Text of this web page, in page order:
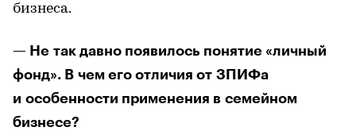
бизнеса.
— Не так давно появилось понятие «личный
фонд». В чем его отличия от ЗПИФа
и особенности применения в семейном
бизнесе?